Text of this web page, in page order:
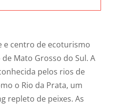
e centro de ecoturismo
Mato Grosso do Sul. A
pelos rios de
o Rio da Prata, um
repleto de peixes. As